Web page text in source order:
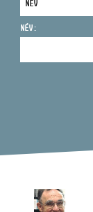
NYITVA TARTÁS
NÉV: